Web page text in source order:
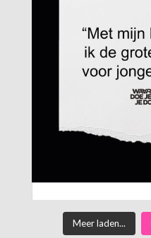
Meer laden...